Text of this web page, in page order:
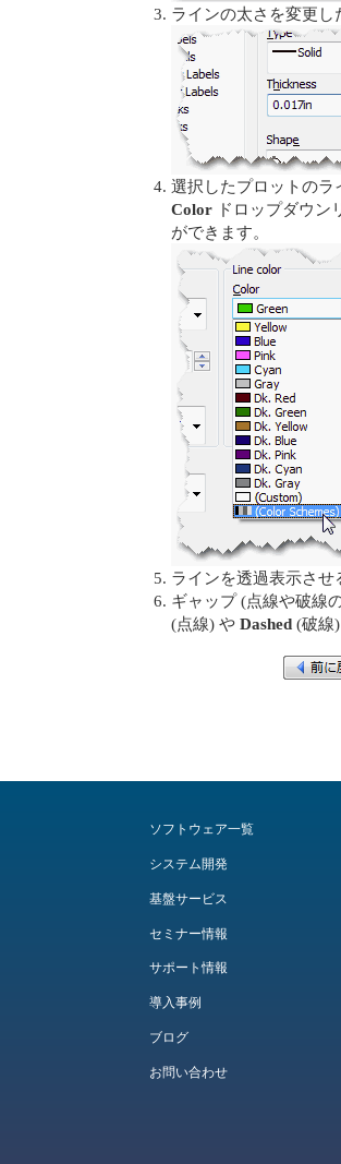
ラインの太さを変更し
選択したプロットのラ
Color ドロップダウン
ができます。
ラインを透過表示させ
ギャップ (点線や破線
(点線) や Dashed (破線
ソフトウェア一覧
システム開発
基盤サービス
セミナー情報
サポート情報
導入事例
ブログ
お問い合わせ